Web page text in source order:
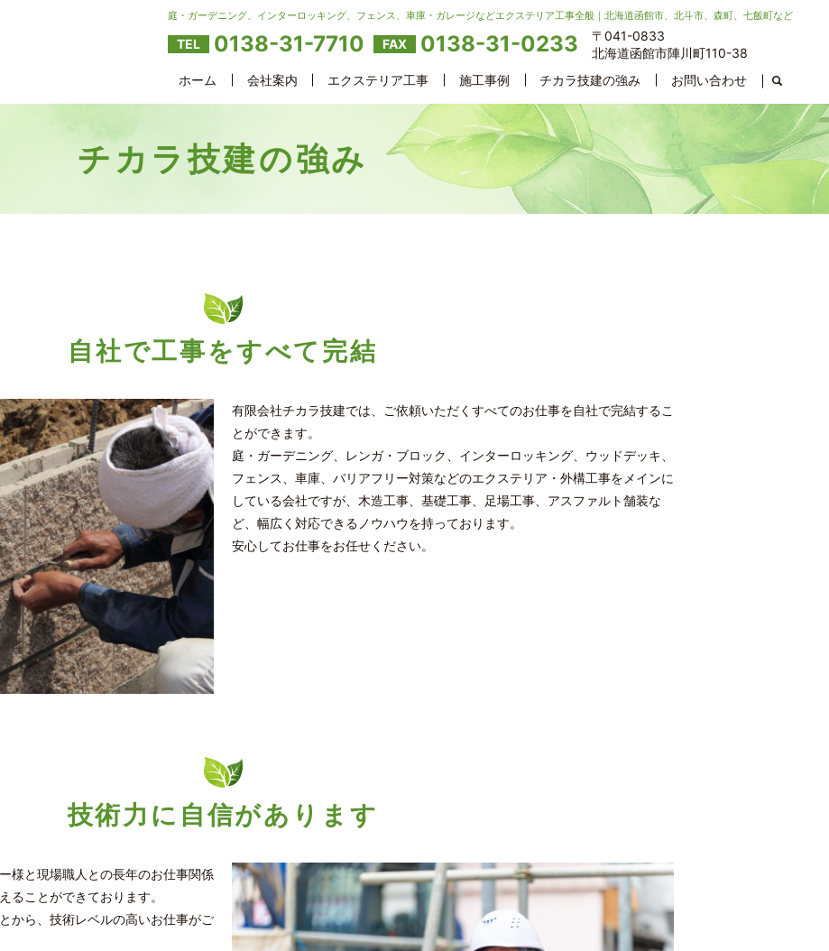
庭・ガーデニング、インターロッキング、フェンス、車庫・ガレージなどエクステリア工事全般｜北海道函館市、北斗市、森町、七飯町など
TEL 0138-31-7710 FAX 0138-31-0233
〒041-0833
北海道函館市陣川町110-38
ホーム
会社案内 エクステリア工事 施工事例 チカラ技建の強み お問い合わせ
チカラ技建の強み
自社で工事をすべて完結
有限会社チカラ技建では、ご依頼いただくすべてのお仕事を自社で完結するこ
とができます。
庭・ガーデニング、レンガ・ブロック、インターロッキング、ウッドデッキ、
フェンス、車庫、バリアフリー対策などのエクステリア・外構工事をメインに
している会社ですが、木造工事、基礎工事、足場工事、アスファルト舗装な
ど、幅広く対応できるノウハウを持っております。
安心してお仕事をお任せください。
技術力に自信があります
様と現場職人との長年のお仕事関係
ることができております。
から、技術レベルの高いお仕事がご